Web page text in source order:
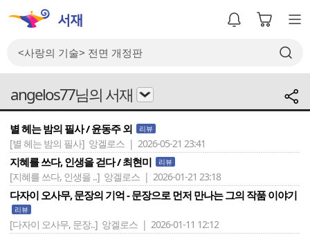
angelos77님의 서재
별 헤는 밤의 필사 / 윤동주 외 리뷰
[별 헤는 밤의 필사] 앙겔로스 | 2026-05-21 23:41
지혜를 쓰다, 인생을 걷다 / 최현미 리뷰
[지혜를 쓰다, 인생을 ..] 앙겔로스 | 2026-01-21 23:18
다자이 오사무, 문장의 기억 - 문장으로 먼저 만나는 그의 작품 이야기
리뷰
[다자이 오사무, 문장..] 앙겔로스 | 2026-01-11 12:12